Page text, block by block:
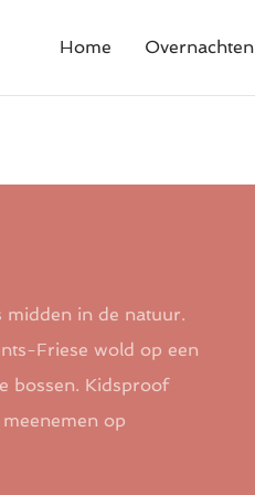
Home Overnachten
midden in de natuur.
Friese wold op een
bossen. Kidsproof
op